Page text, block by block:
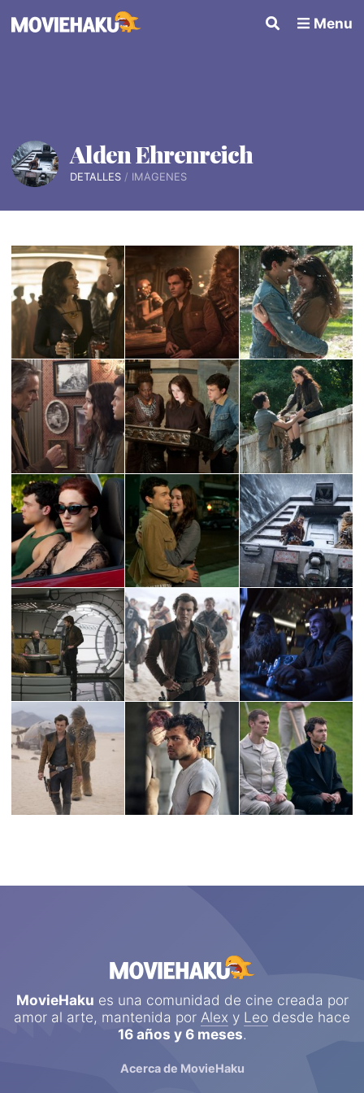
Menu
Alden Ehrenreich
DETALLES IMÁGENES
MovieHaku es una comunidad de cine creada por
amor al arte, mantenida por Alex y Leo desde hace
16 años y 6 meses.
Acerca de MovieHaku